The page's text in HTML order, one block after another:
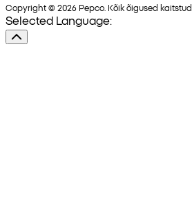
Copyright © 2026 Pepco. Kõik õigused kaitstud.
Selected Language: